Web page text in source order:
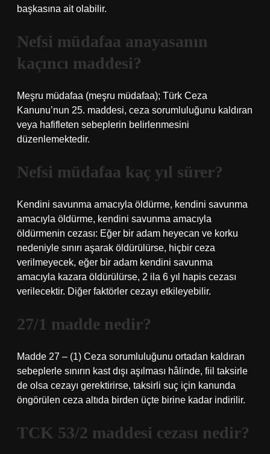
başkasına ait olabilir.
Nefsi müdafaa anayasanın
kaçıncı maddesi?
Meşru müdafaa (meşru müdafaa); Türk Ceza
Kanunu’nun 25. maddesi, ceza sorumluluğunu kaldıran
veya hafifleten sebeplerin belirlenmesini
düzenlemektedir.
Nefsi müdafaa kaç yıl sürer?
Kendini savunma amacıyla öldürme, kendini savunma
amacıyla öldürme, kendini savunma amacıyla
öldürmenin cezası: Eğer bir adam heyecan ve korku
nedeniyle sınırı aşarak öldürülürse, hiçbir ceza
verilmeyecek, eğer bir adam kendini savunma
amacıyla kazara öldürülürse, 2 ila 6 yıl hapis cezası
verilecektir. Diğer faktörler cezayı etkileyebilir.
27/1 madde nedir?
Madde 27 – (1) Ceza sorumluluğunu ortadan kaldıran
sebeplerle sınırın kast dışı aşılması hâlinde, fiil taksirle
de olsa cezayı gerektirirse, taksirli suç için kanunda
öngörülen ceza altıda birden üçte birine kadar indirilir.
TCK 53/2 maddesi cezası nedir?